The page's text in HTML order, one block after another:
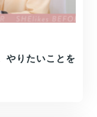
やりたいことを